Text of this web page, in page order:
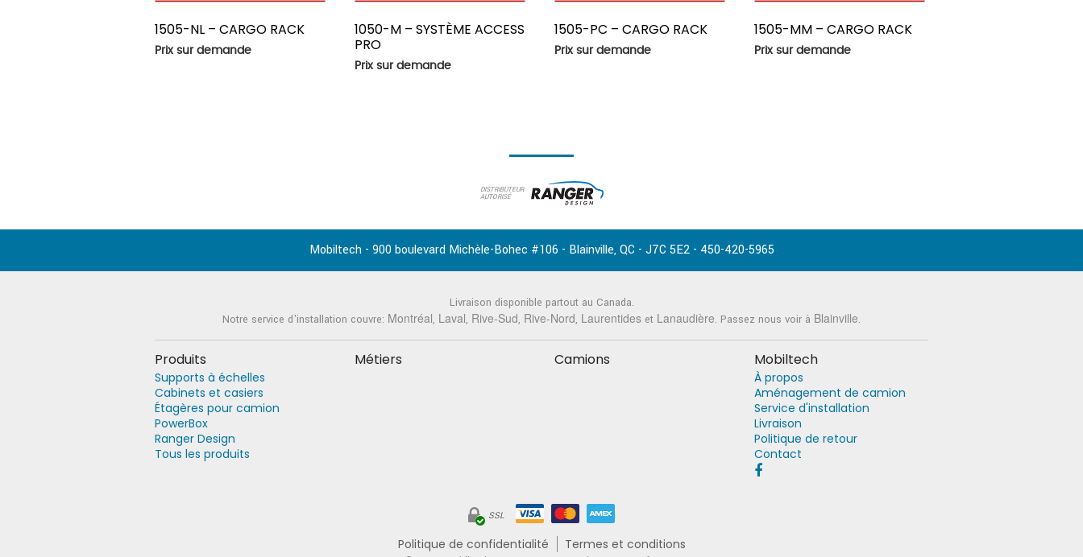
1505-NL – CARGO RACK
Prix sur demande
1050-M – SYSTÈME ACCESS
PRO
Prix sur demande
1505-PC – CARGO RACK
Prix sur demande
1505-MM – CARGO RACK
Prix sur demande
DISTRIBUTEUR
AUTORISÉ
Mobiltech - 900 boulevard Michèle-Bohec #106 - Blainville,QC - J7C 5E2- 450-420-5965
Livraison disponible partout au Canada.
Notre service d'installation couvre: Montréal, Laval, Rive-Sud, Rive-Nord, Laurentides et Lanaudière. Passez nous voir à Blainville.
Produits
Supports à échelles
Cabinets et casiers
Étagères pour camion
PowerBox
Ranger Design
Tous les produits
Métiers Camions Mobiltech
À propos
Aménagement de camion
Service d'installation
Livraison
Politique de retour
Contact
SSL
Politique de confidentialité Termes et conditions